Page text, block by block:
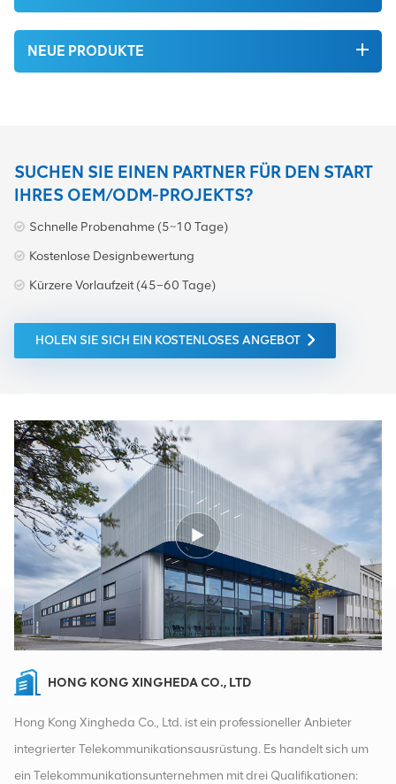
NEUE PRODUKTE
SUCHEN SIE EINEN PARTNER FÜR DEN START
IHRES OEM/ODM-PROJEKTS?
Schnelle Probenahme (5~10 Tage)
Kostenlose Designbewertung
Kürzere Vorlaufzeit (45–60 Tage)
HOLEN SIE SICH EIN KOSTENLOSES ANGEBOT
HONG KONG XINGHEDA CO., LTD
Hong Kong Xingheda Co., Ltd. ist ein professioneller Anbieter
integrierter Telekommunikationsausrüstung. Es handelt sich um
ein Telekommunikationsunternehmen mit drei Qualifikationen: